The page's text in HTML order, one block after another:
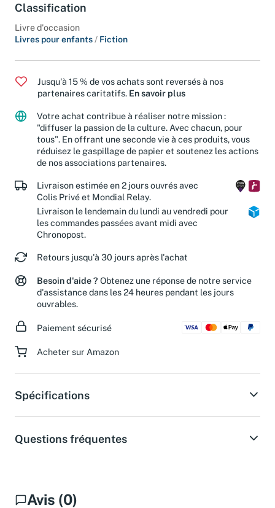
Classification
Livre d'occasion
Livres pour enfants/ Fiction
Jusqu'à 15 % de vos achats sont reversés à nos
partenaires caritatifs. En savoir plus
Votre achat contribue à réaliser notre mission :
"diffuser la passion de la culture. Avec chacun, pour
tous". En offrant une seconde vie à ces produits, vous
réduisez le gaspillage de papier et soutenez les actions
de nos associations partenaires.
Livraison estimée en 2 jours ouvrés avec
Colis Privé et Mondial Relay.
Livraison le lendemain du lundi au vendredi pour
les commandes passées avant midi avec
Chronopost.
Retours jusqu'à 30 jours après l'achat
Besoin d'aide ? Obtenez une réponse de notre service
d'assistance dans les 24 heures pendant les jours
ouvrables.
Paiement sécurisé
Acheter sur Amazon
Spécifications
Questions fréquentes
Avis (0)